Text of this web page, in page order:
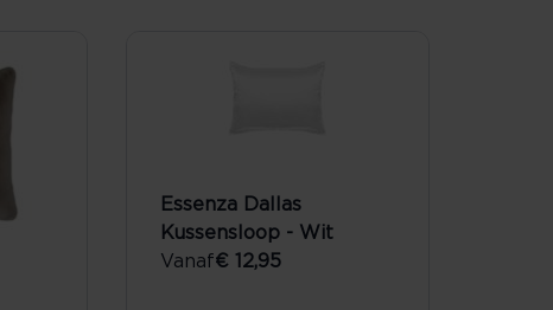
Essenza Dallas
Kussensloop - Wit
Vanaf€ 12,95